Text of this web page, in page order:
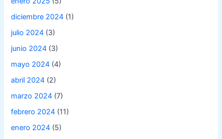
diciembre 2024 (1)
julio 2024 (3)
junio 2024 (3)
mayo 2024 (4)
abril 2024 (2)
marzo 2024 (7)
febrero 2024 (11)
enero 2024 (5)